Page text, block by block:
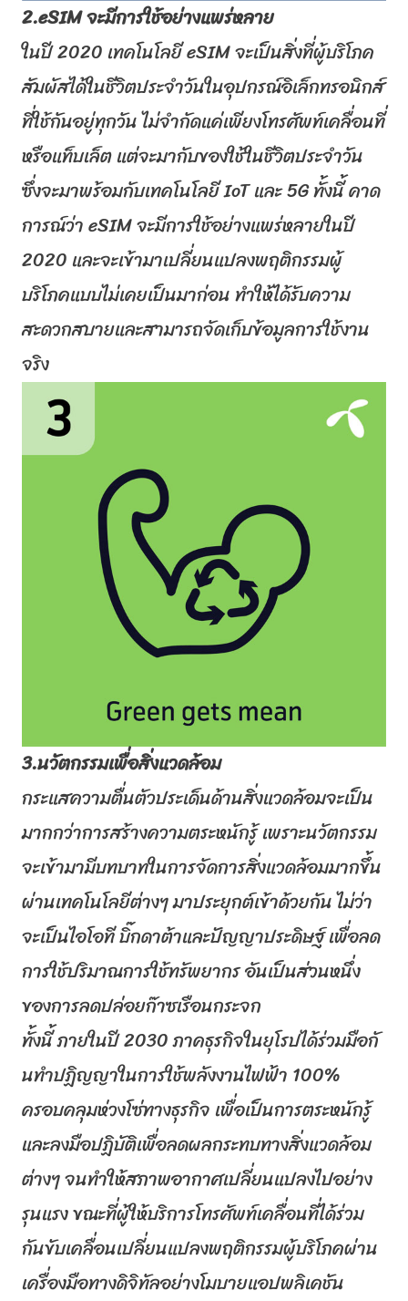
2.eSIMจะมีการใช้อย่างแพร่หลาย
ในปี 2020 เทคโนโลยีeSIMจะเป็นสิ่งที่ผู้บริโภค
สัมผัสได้ในชีวิตประจำวันในอุปกรณ์อิเล็กทรอนิกส์
ที่ใช้กันอยู่ทุกวัน ไม่จำกัดแค่เพียงโทรศัพท์เคลื่อนที่
หรือแท็บเล็ต แต่จะมากับของใช้ในชีวิตประจำวัน
ซึ่งจะมาพร้อมกับเทคโนโลยีIoTและ 5Gทั้งนี้ คาด
การณ์ว่าeSIMจะมีการใช้อย่างแพร่หลายในปี
2020 และจะเข้ามาเปลี่ยนแปลงพฤติกรรมผู้
บริโภคแบบไม่เคยเป็นมาก่อน ทำให้ได้รับความ
สะดวกสบายและสามารถจัดเก็บข้อมูลการใช้งาน
จริง
3.นวัตกรรมเพื่อสิ่งแวดล้อม
กระแสความตื่นตัวประเด็นด้านสิ่งแวดล้อมจะเป็น
มากกว่าการสร้างความตระหนักรู้ เพราะนวัตกรรม
จะเข้ามามีบทบาทในการจัดการสิ่งแวดล้อมมากขึ้น
ผ่านเทคโนโลยีต่างๆ มาประยุกต์เข้าด้วยกัน ไม่ว่า
จะเป็นไอโอที บิ๊กดาต้าและปัญญาประดิษฐ์ เพื่อลด
การใช้ปริมาณการใช้ทรัพยากร อันเป็นส่วนหนึ่ง
ของการลดปล่อยก๊าซเรือนกระจก
ทั้งนี้ ภายในปี 2030 ภาคธุรกิจในยุโรปได้ร่วมมือกั
นทำปฏิญญาในการใช้พลังงานไฟฟ้า 100%
ครอบคลุมห่วงโซ่ทางธุรกิจ เพื่อเป็นการตระหนักรู้
และลงมือปฏิบัติเพื่อลดผลกระทบทางสิ่งแวดล้อม
ต่างๆ จนทำให้สภาพอากาศเปลี่ยนแปลงไปอย่าง
รุนแรง ขณะที่ผู้ให้บริการโทรศัพท์เคลื่อนที่ได้ร่วม
กันขับเคลื่อนเปลี่ยนแปลงพฤติกรรมผู้บริโภคผ่าน
เครื่องมือทางดิจิทัลอย่างโมบายแอปพลิเคชัน